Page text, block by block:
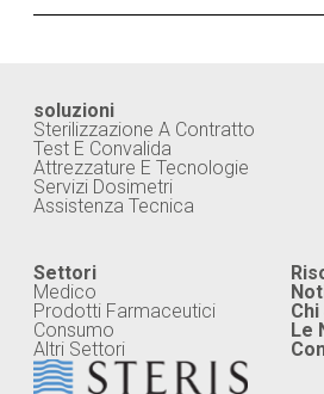
soluzioni
Sterilizzazione A Contratto
Test E Convalida
Attrezzature E Tecnologie
Servizi Dosimetri
Assistenza Tecnica
Settori
Medico
Prodotti Farmaceutici
Consumo
Altri Settori
Le